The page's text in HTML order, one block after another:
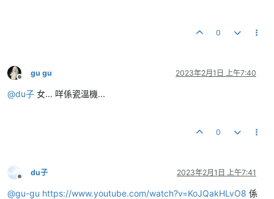
0
離線
gu gu 2023年2月1日 上午7:40
@du子 女... 咩係瓷溫機...
0
離線
du子 2023年2月1日 上午7:41
@gu-gu https://www.youtube.com/watch?v=KoJQakHLvO8 係